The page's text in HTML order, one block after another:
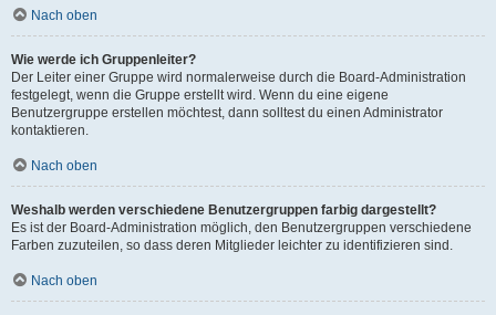
Nach oben
Wie werde ich Gruppenleiter?
Der Leiter einer Gruppe wird normalerweise durch die Board-Administration
festgelegt, wenn die Gruppe erstellt wird. Wenn du eine eigene
Benutzergruppe erstellen möchtest, dann solltest du einen Administrator
kontaktieren.
Nach oben
Weshalb werden verschiedene Benutzergruppen farbig dargestellt?
Es ist der Board-Administration möglich, den Benutzergruppen verschiedene
Farben zuzuteilen, so dass deren Mitglieder leichter zu identifizieren sind.
Nach oben